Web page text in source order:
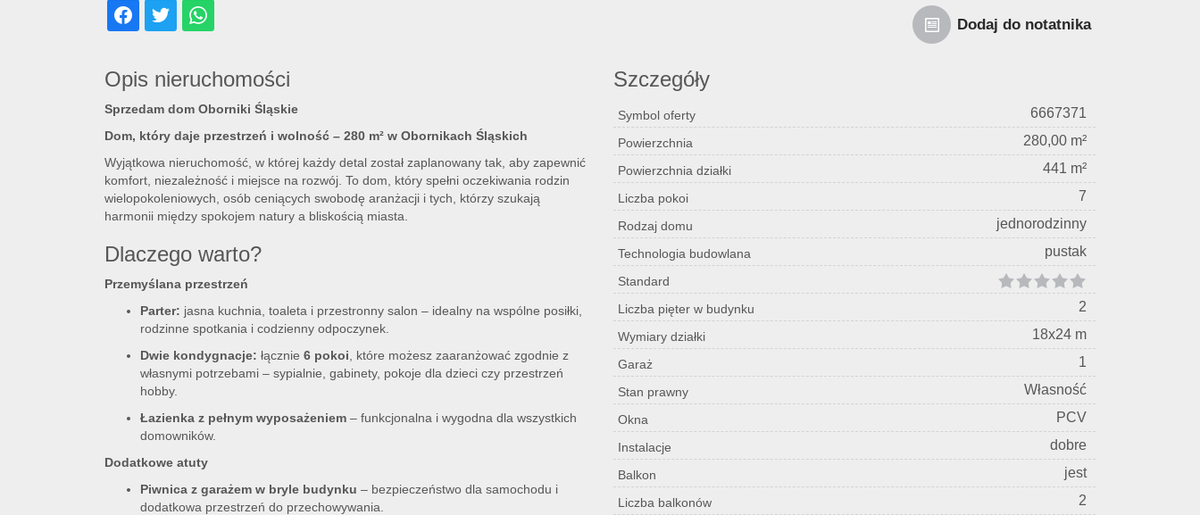
Dodaj do notatnika
Opis nieruchomości
Sprzedam dom Oborniki Śląskie
Dom, który daje przestrzeń i wolność – 280 m² w Obornikach Śląskich
Wyjątkowa nieruchomość, w której każdy detal został zaplanowany tak, aby zapewnić
komfort, niezależność i miejsce na rozwój. To dom, który spełni oczekiwania rodzin
wielopokoleniowych, osób ceniących swobodę aranżacji i tych, którzy szukają
harmonii między spokojem natury a bliskością miasta.
Dlaczego warto?
Przemyślana przestrzeń
Parter: jasna kuchnia, toaleta i przestronny salon – idealny na wspólne posiłki,
rodzinne spotkania i codzienny odpoczynek.
Dwie kondygnacje: łącznie 6 pokoi , które możesz zaaranżować zgodnie z
własnymi potrzebami – sypialnie, gabinety, pokoje dla dzieci czy przestrzeń
hobby.
Łazienka z pełnym wyposażeniem – funkcjonalna i wygodna dla wszystkich
domowników.
Dodatkowe atuty
Piwnica z garażem w bryle budynku – bezpieczeństwo dla samochodu i
dodatkowa przestrzeń do przechowywania.
Szczegóły
Symbol oferty 6667371
Powierzchnia 280,00 m²
Powierzchnia działki 441 m²
Liczba pokoi 7
Rodzaj domu jednorodzinny
Technologia budowlana pustak
Standard
Liczba pięter w budynku
2
Wymiary działki 18x24 m
Garaż 1
Stan prawny Własność
Okna PCV
Instalacje dobre
Balkon jest
Liczba balkonów 2